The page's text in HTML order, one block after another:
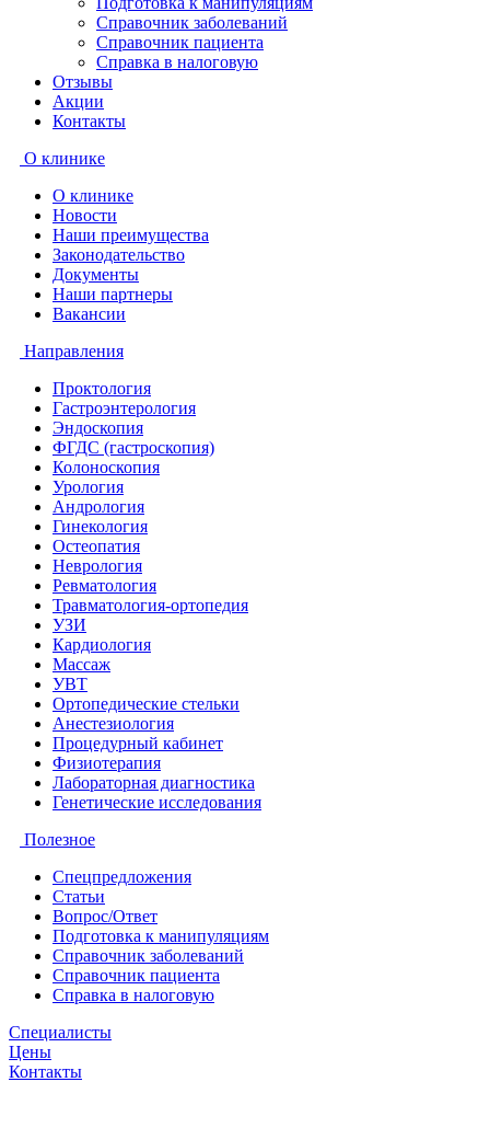
Справочник заболеваний
Справочник пациента
Справка в налоговую
Отзывы
Акции
Контакты
О клинике
О клинике
Новости
Наши преимущества
Законодательство
Документы
Наши партнеры
Вакансии
Направления
Проктология
Гастроэнтерология
Эндоскопия
ФГДС (гастроскопия)
Колоноскопия
Урология
Андрология
Гинекология
Остеопатия
Неврология
Ревматология
Травматология-ортопедия
УЗИ
Кардиология
Массаж
УВТ
Ортопедические стельки
Анестезиология
Процедурный кабинет
Физиотерапия
Лабораторная диагностика
Генетические исследования
Полезное
Спецпредложения
Статьи
Вопрос/Ответ
Подготовка к манипуляциям
Справочник заболеваний
Справочник пациента
Справка в налоговую
Специалисты
Цены
Контакты